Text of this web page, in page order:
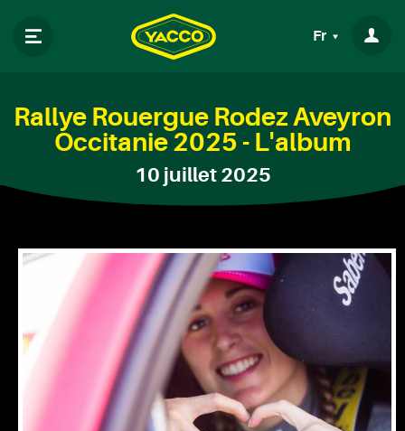
Fr
Rallye Rouergue Rodez Aveyron
Occitanie 2025 - L'album
10 juillet 2025